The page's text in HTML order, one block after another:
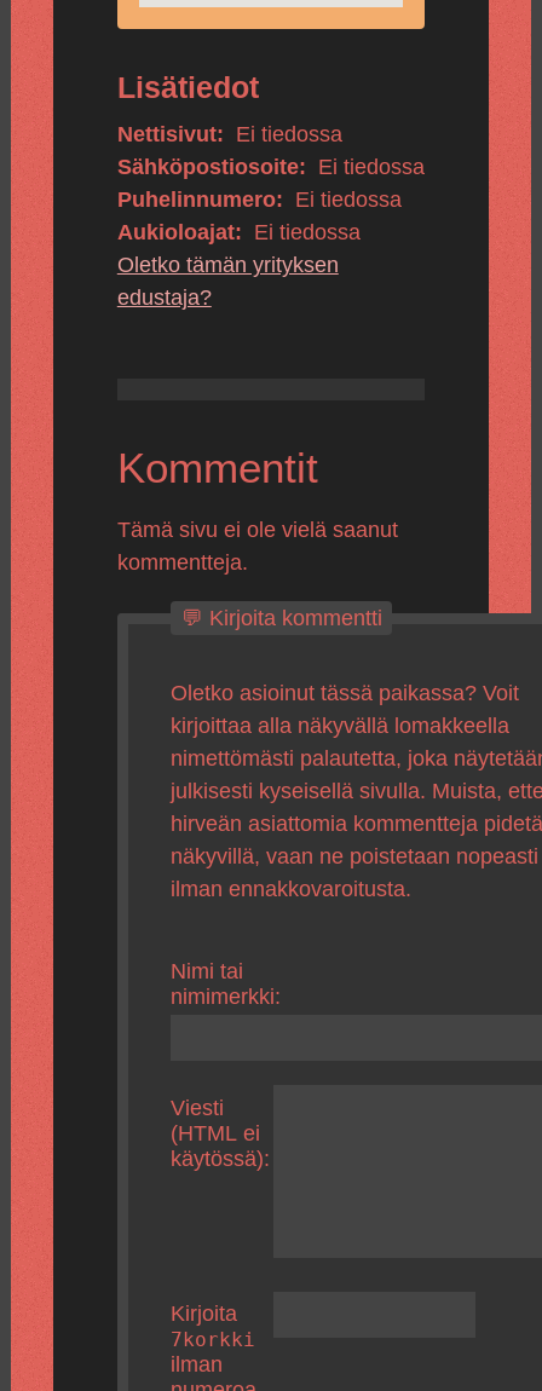
Lisätiedot
Nettisivut: Ei tiedossa
Sähköpostiosoite: Ei tiedossa
Puhelinnumero: Ei tiedossa
Aukioloajat: Ei tiedossa
Oletko tämän yrityksen
edustaja?
Kommentit
Tämä sivu ei ole vielä saanut
kommentteja.
💬 Kirjoita kommentti
Oletko asioinut tässä paikassa? Voit
kirjoittaa alla näkyvällä lomakkeella
nimettömästi palautetta, joka
julkisesti kyseisellä sivulla. Muista,
hirveän asiattomia kommentteja pidetä
näkyvillä, vaan ne poistetaan
ilman ennakkovaroitusta.
Nimi tai
nimimerkki:
Viesti
(HTML ei
käytössä):
Kirjoita
7korkki
ilman